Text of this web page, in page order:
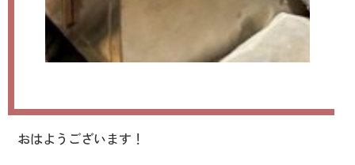
おはようございます！